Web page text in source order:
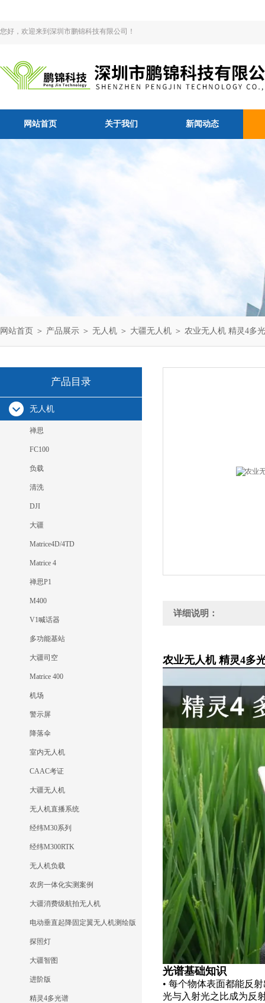
您好，欢迎来到深圳市鹏锦科技有限公司！
网站首页 关于我们 新闻动态
网站首页 ＞ 产品展示 ＞ 无人机 ＞ 大疆无人机 ＞ 农业无人机 精灵4多
产品目录
无人机
禅思
FC100
负载
清洗
DJI
大疆
Matrice4D/4TD
Matrice 4
禅思P1
M400
V1喊话器
多功能基站
大疆司空
Matrice 400
机场
警示屏
降落伞
室内无人机
CAAC考证
大疆无人机
无人机直播系统
经纬M30系列
经纬M300RTK
无人机负载
农房一体化实测案例
大疆消费级航拍无人机
电动垂直起降固定翼无人机测绘版
探照灯
大疆智图
进阶版
精灵4多光谱
详细说明：
农业无人机 精灵4多
光谱基础知识
• 每个物体表面都能反
光与入射光之比成为反